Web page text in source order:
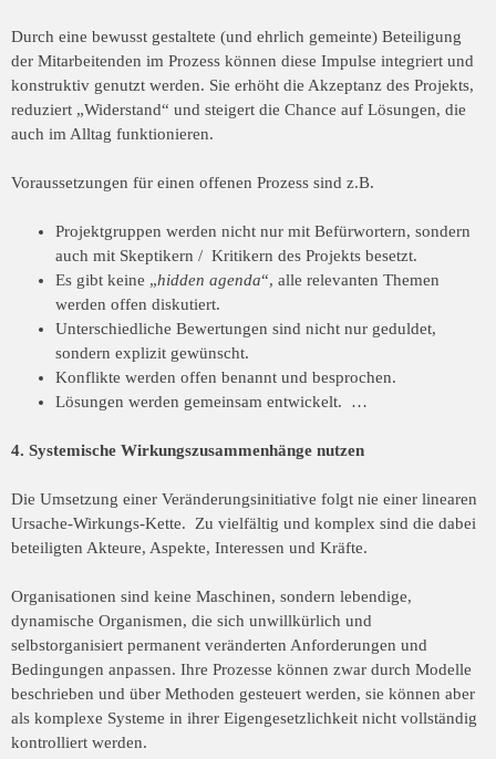
Durch eine bewusst gestaltete (und ehrlich gemeinte) Beteiligung
der Mitarbeitenden im Prozess können diese Impulse integriert und
konstruktiv genutzt werden. Sie erhöht die Akzeptanz des Projekts,
reduziert „Widerstand“ und steigert die Chance auf Lösungen, die
auch im Alltag funktionieren.
Voraussetzungen für einen offenen Prozess sind z.B.
Projektgruppen werden nicht nur mit Befürwortern, sondern
auch mit Skeptikern / Kritikern des Projekts besetzt.
Es gibt keine „hidden agenda“, alle relevanten Themen
werden offen diskutiert.
Unterschiedliche Bewertungen sind nicht nur geduldet,
sondern explizit gewünscht.
Konflikte werden offen benannt und besprochen.
Lösungen werden gemeinsam entwickelt. …
4. Systemische Wirkungszusammenhänge nutzen
Die Umsetzung einer Veränderungsinitiative folgt nie einer linearen
Ursache-Wirkungs-Kette. Zu vielfältig und komplex sind die dabei
beteiligten Akteure, Aspekte, Interessen und Kräfte.
Organisationen sind keine Maschinen, sondern lebendige,
dynamische Organismen, die sich unwillkürlich und
selbstorganisiert permanent veränderten Anforderungen und
Bedingungen anpassen. Ihre Prozesse können zwar durch Modelle
beschrieben und über Methoden gesteuert werden, sie können aber
als komplexe Systeme in ihrer Eigengesetzlichkeit nicht vollständig
kontrolliert werden.